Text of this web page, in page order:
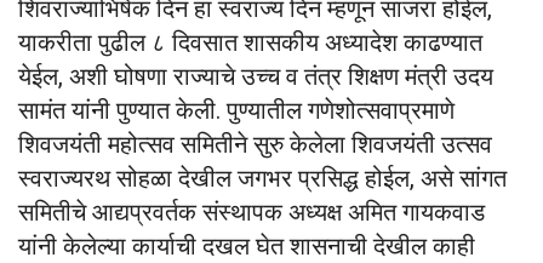
शिवराज्याभिषेक दिन हा स्वराज्य दिन म्हणून साजरा होईल,
याकरीता पुढील ८ दिवसात शासकीय अध्यादेश काढण्यात
येईल, अशी घोषणा राज्याचे उच्च व तंत्र शिक्षण मंत्री उदय
सामंत यांनी पुण्यात केली. पुण्यातील गणेशोत्सवाप्रमाणे
शिवजयंती महोत्सव समितीने सुरु केलेला शिवजयंती उत्सव
स्वराज्यरथ सोहळा देखील जगभर प्रसिद्ध होईल, असे सांगत
समितीचे आद्यप्रवर्तक संस्थापक अध्यक्ष अमित गायकवाड
यांनी केलेल्या कार्याची दखल घेत शासनाची देखील काही